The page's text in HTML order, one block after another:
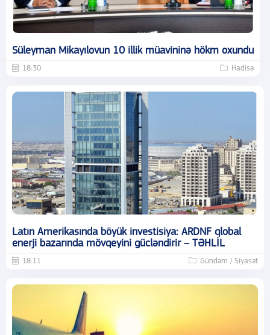
Süleyman Mikayılovun 10 illik müavininə hökm oxundu
18:30 Hadisə
Latın Amerikasında böyük investisiya: ARDNF qlobal
enerji bazarında mövqeyini gücləndirir – TƏHLİL
18:11 Gündəm / Siyasət